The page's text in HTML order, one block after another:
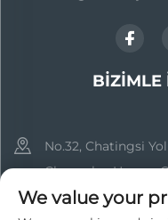
BIZIMLE
No.32, Chatingsi
Changsha, Hunan,
We value your